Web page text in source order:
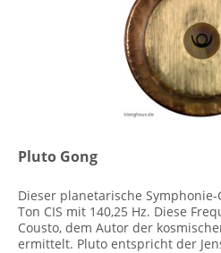
Pluto Gong
Dieser planetarische
Ton CIS mit 140,25 Hz. Diese
Cousto, dem Autor der
ermittelt. Pluto entspricht der